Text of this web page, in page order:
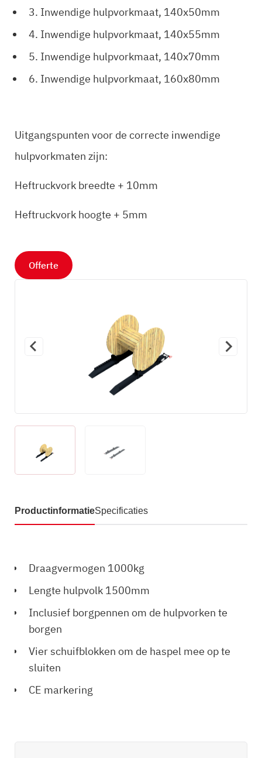
3. Inwendige hulpvorkmaat, 140x50mm
4. Inwendige hulpvorkmaat, 140x55mm
5. Inwendige hulpvorkmaat, 140x70mm
6. Inwendige hulpvorkmaat, 160x80mm
Uitgangspunten voor de correcte inwendige
hulpvorkmaten zijn:
Heftruckvork breedte + 10mm
Heftruckvork hoogte + 5mm
Offerte
ProductinformatieSpecificaties
Draagvermogen 1000kg
Lengte hulpvolk 1500mm
Inclusief borgpennen om de hulpvorken te
borgen
Vier schuifblokken om de haspel mee op te
sluiten
CE markering